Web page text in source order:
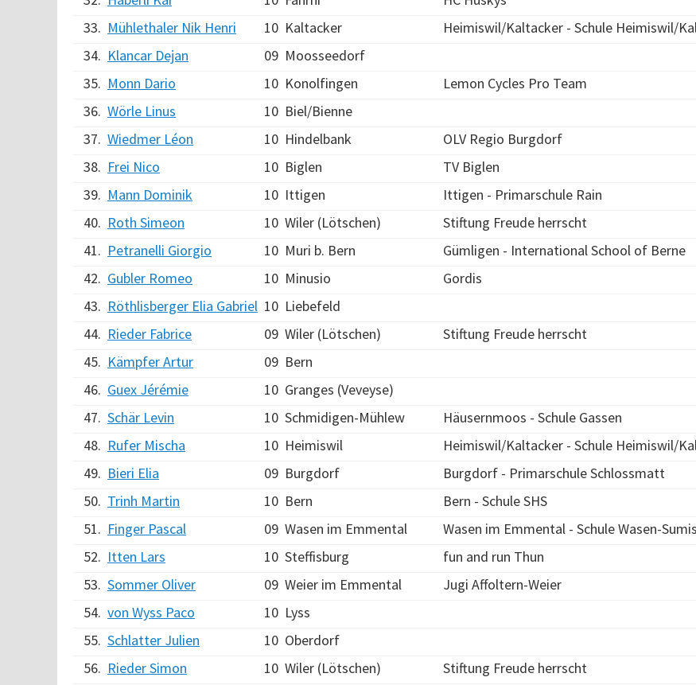
33. Mühlethaler Nik Henri 10 Kaltacker Heimiswil/Kaltacker - Schule Heimiswil/
34. Klancar Dejan 09 Moosseedorf
35. Monn Dario 10 Konolfingen Lemon Cycles Pro Team
36. Wörle Linus 10 Biel/Bienne
37. Wiedmer Léon 10 Hindelbank OLV Regio Burgdorf
38. Frei Nico 10 Biglen TV Biglen
39. Mann Dominik 10 Ittigen Ittigen - Primarschule Rain
40. Roth Simeon 10 Wiler (Lötschen) Stiftung Freude herrscht
41. Petranelli Giorgio 10 Muri b. Bern Gümligen - International School of Berne
42. Gubler Romeo 10 Minusio Gordis
43. Röthlisberger Elia Gabriel 10 Liebefeld
44. Rieder Fabrice 09 Wiler (Lötschen) Stiftung Freude herrscht
45. Kämpfer Artur 09 Bern
46. Guex Jérémie 10 Granges (Veveyse)
47. Schär Levin 10 Schmidigen-Mühlew Häusernmoos - Schule Gassen
48. Rufer Mischa 10 Heimiswil Heimiswil/Kaltacker - Schule Heimiswil/
49. Bieri Elia 09 Burgdorf Burgdorf - Primarschule Schlossmatt
50. Trinh Martin 10 Bern Bern - Schule SHS
51. Finger Pascal 09 Wasen im Emmental Wasen im Emmental - Schule Wasen-
52. Itten Lars 10 Steffisburg fun and run Thun
53. Sommer Oliver 09 Weier im Emmental Jugi Affoltern-Weier
54. von Wyss Paco 10 Lyss
55. Schlatter Julien 10 Oberdorf
56. Rieder Simon 10 Wiler (Lötschen) Stiftung Freude herrscht